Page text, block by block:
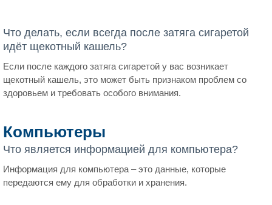
Что делать, если всегда после затяга сигаретой
идёт щекотный кашель?
Если после каждого затяга сигаретой у вас возникает
щекотный кашель, это может быть признаком проблем со
здоровьем и требовать особого внимания.
Компьютеры
Что является информацией для компьютера?
Информация для компьютера – это данные, которые
передаются ему для обработки и хранения.